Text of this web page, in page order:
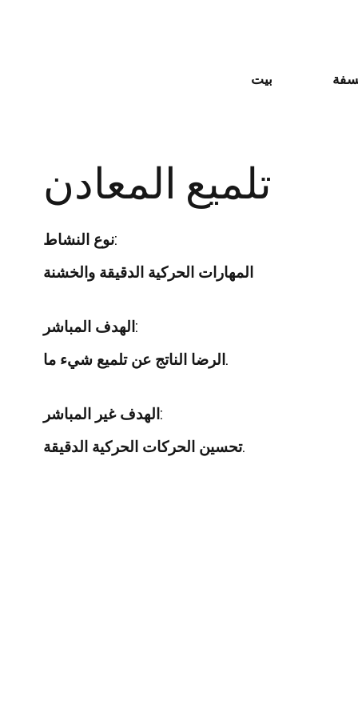
بيت
تلميع المعادن
نوع النشاط:
المهارات الحركية الدقيقة والخشنة
الهدف المباشر:
الرضا الناتج عن تلميع شيء ما.
الهدف غير المباشر:
تحسين الحركات الحركية الدقيقة.